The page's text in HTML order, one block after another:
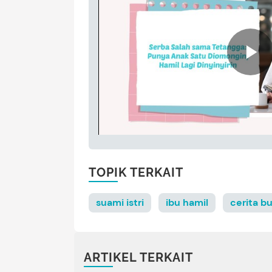
TOPIK TERKAIT
suami istri ibu hamil cerita
ARTIKEL TERKAIT